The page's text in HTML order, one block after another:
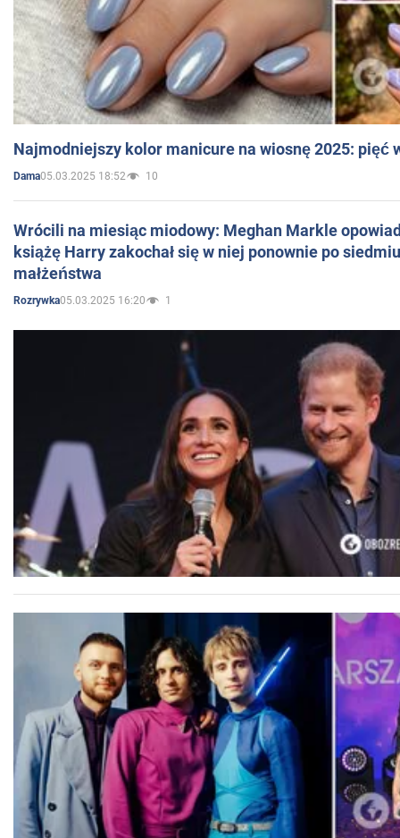
Najmodniejszy kolor manicure na wiosnę 2025: pięć
Dama05.03.2025 18:52 10
Wrócili na miesiąc miodowy: Meghan Markle
książę Harry zakochał się w niej ponownie po
małżeństwa
Rozrywka05.03.2025 16:20 1